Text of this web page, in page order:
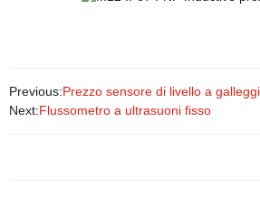
Previous:Prezzo sensore di livello a
Next:Flussometro a ultrasuoni fisso